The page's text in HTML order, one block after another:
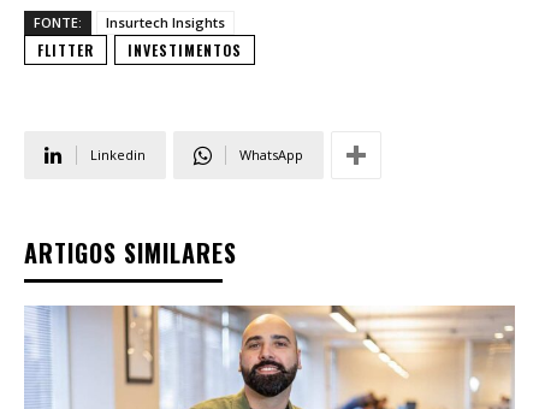
FONTE: Insurtech Insights
FLITTER INVESTIMENTOS
Linkedin WhatsApp
ARTIGOS SIMILARES